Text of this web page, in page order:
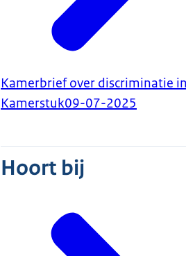
Kamerbrief over discriminatie
Kamerstuk09-07-2025
Hoort bij